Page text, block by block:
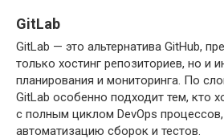
GitLab
GitLab — это альтернатива GitHub,
только хостинг репозиториев, но и
планирования и мониторинга. По
GitLab особенно подходит тем, кто
с полным циклом DevOps
автоматизацию сборок и тестов.